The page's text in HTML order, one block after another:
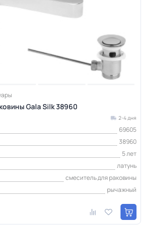
Gala Silk 38960
2-4 дня
69605
38960
5 лет
латунь
смеситель для раковины
рычажный